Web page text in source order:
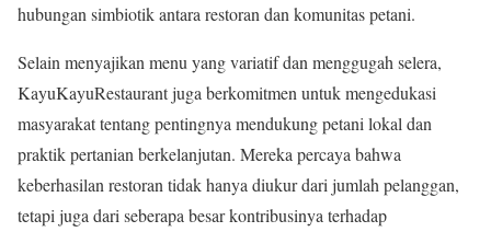
hubungan simbiotik antara restoran dan komunitas petani.
Selain menyajikan menu yang variatif dan menggugah selera,
KayuKayuRestaurant juga berkomitmen untuk mengedukasi
masyarakat tentang pentingnya mendukung petani lokal dan
praktik pertanian berkelanjutan. Mereka percaya bahwa
keberhasilan restoran tidak hanya diukur dari jumlah pelanggan,
tetapi juga dari seberapa besar kontribusinya terhadap